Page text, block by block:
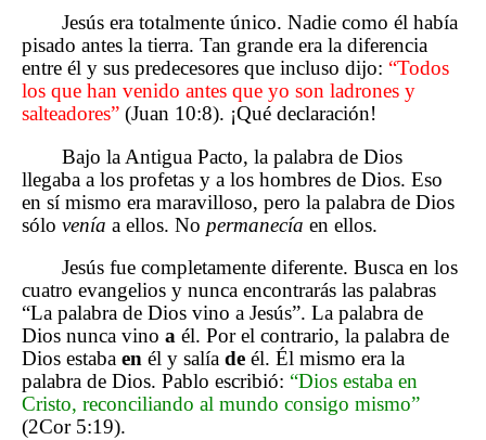
Jesús era totalmente único. Nadie como él había
pisado antes la tierra. Tan grande era la diferencia
entre él y sus predecesores que incluso dijo: “Todos
los que han venido antes que yo son ladrones y
salteadores” (Juan 10:8). ¡Qué declaración!
Bajo la Antigua Pacto, la palabra de Dios
llegaba a los profetas y a los hombres de Dios. Eso
en sí mismo era maravilloso, pero la palabra de Dios
sólo venía a ellos. No permanecía en ellos.
Jesús fue completamente diferente. Busca en los
cuatro evangelios y nunca encontrarás las palabras
“La palabra de Dios vino a Jesús”. La palabra de
Dios nunca vino a él. Por el contrario, la palabra de
Dios estaba en él y salía de él. Él mismo era la
palabra de Dios. Pablo escribió: “Dios estaba en
Cristo, reconciliando al mundo consigo mismo”
(2Cor 5:19).